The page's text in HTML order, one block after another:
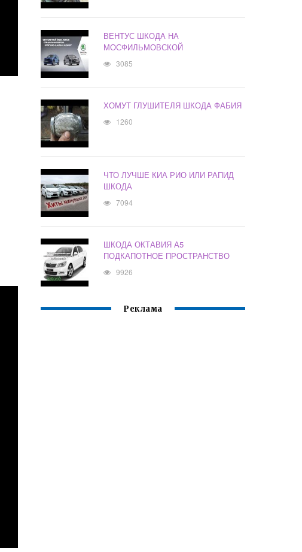
ВЕНТУС ШКОДА НА
МОСФИЛЬМОВСКОЙ
3085
ХОМУТ ГЛУШИТЕЛЯ ШКОДА ФАБИЯ
1260
ЧТО ЛУЧШЕ КИА РИО ИЛИ РАПИД
ШКОДА
7094
ШКОДА ОКТАВИЯ А5
ПОДКАПОТНОЕ ПРОСТРАНСТВО
9926
Реклама